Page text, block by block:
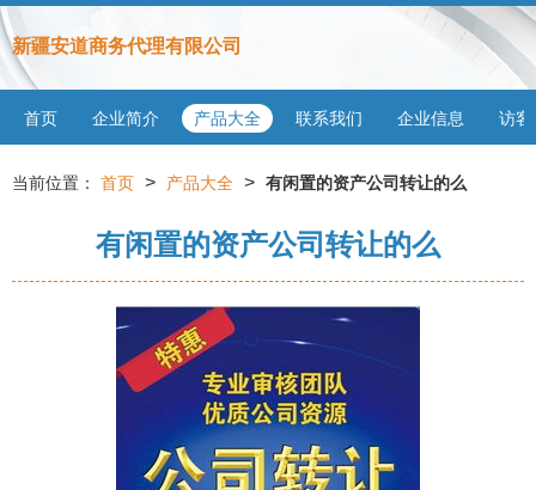
新疆安道商务代理有限公司
首页 企业简介 产品大全 联系我们 企业信息 访客
当前位置： 首页 > 产品大全 > 有闲置的资产公司转让的么
有闲置的资产公司转让的么